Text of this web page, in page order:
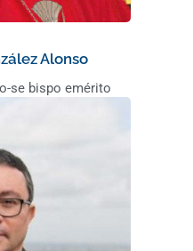
Alonso
se bispo emérito